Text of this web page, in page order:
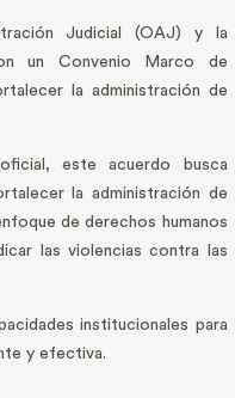
Judicial (OAJ) y la
un Convenio Marco de
la administración de
este acuerdo busca
la administración de
de derechos humanos
las violencias contra las
institucionales para
y efectiva.